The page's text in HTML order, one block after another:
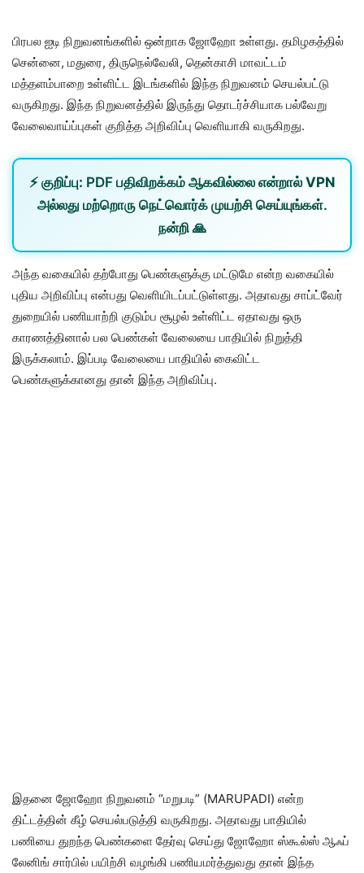
பிரபல ஐடி நிறுவனங்களில் ஒன்றாக ஜோஹோ உள்ளது. தமிழகத்தில்
சென்னை, மதுரை, திருநெல்வேலி, தென்காசி மாவட்டம்
மத்தளம்பாறை உள்ளிட்ட இடங்களில் இந்த நிறுவனம் செயல்பட்டு
வருகிறது. இந்த நிறுவனத்தில் இருந்து தொடர்ச்சியாக பல்வேறு
வேலைவாய்ப்புகள் குறித்த அறிவிப்பு வெளியாகி வருகிறது.
⚡ குறிப்பு: PDF பதிவிறக்கம் ஆகவில்லை என்றால் VPN
அல்லது மற்றொரு நெட்வொர்க்முயற்சி செய்யுங்கள்.
நன்றி 🙏
அந்த வகையில் தற்போது பெண்களுக்கு மட்டுமே என்ற வகையில்
புதிய அறிவிப்பு என்பது வெளியிடப்பட்டுள்ளது. அதாவது சாப்ட்வேர்
துறையில் பணியாற்றி குடும்ப சூழல் உள்ளிட்ட ஏதாவது ஒரு
காரணத்தினால் பல பெண்கள் வேலையை பாதியில் நிறுத்தி
இருக்கலாம். இப்படி வேலையை பாதியில் கைவிட்ட
பெண்களுக்கானது தான் இந்த அறிவிப்பு.
இதனை ஜோஹோ நிறுவனம் “மறுபடி” (MARUPADI) என்ற
திட்டத்தின் கீழ் செயல்படுத்தி வருகிறது. அதாவது பாதியில்
பணியை துறந்த பெண்களை தேர்வு செய்து ஜோஹோ ஸ்கூல்ஸ் ஆஃப்
லேனிங் சார்பில் பயிற்சி வழங்கி பணியமர்த்துவது தான் இந்த